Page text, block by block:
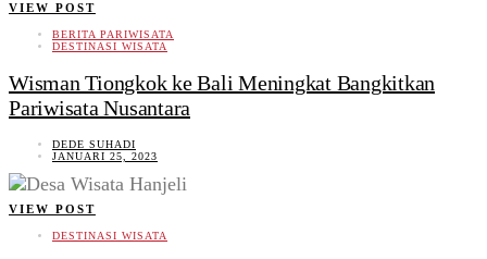
VIEW POST
BERITA PARIWISATA
DESTINASI WISATA
Wisman Tiongkok ke Bali Meningkat Bangkitkan
Pariwisata Nusantara
DEDE SUHADI
JANUARI 25, 2023
VIEW POST
DESTINASI WISATA